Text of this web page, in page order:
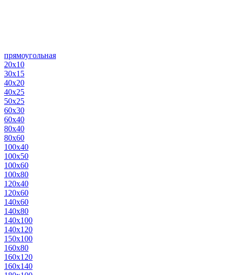
прямоугольная
20х10
30х15
40х20
40х25
50х25
60х30
60х40
80х40
80х60
100х40
100х50
100х60
100х80
120х40
120х60
140х60
140х80
140х100
140х120
150х100
160х80
160х120
160х140